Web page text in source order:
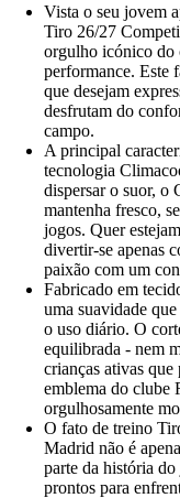
Vista o seu jovem
Tiro 26/27
orgulho icónico do
performance. Este
que desejam
desfrutam do
campo.
A principal
tecnologia
dispersar o suor, o
mantenha fresco,
jogos. Quer
divertir-se apenas
paixão com um
Fabricado em
uma suavidade
o uso diário. O
equilibrada - nem
crianças ativas
emblema do clube
orgulhosamente
O fato de treino
Madrid não é
parte da história
prontos para